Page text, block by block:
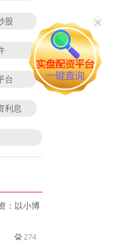
股
台
利息
：以小博
274